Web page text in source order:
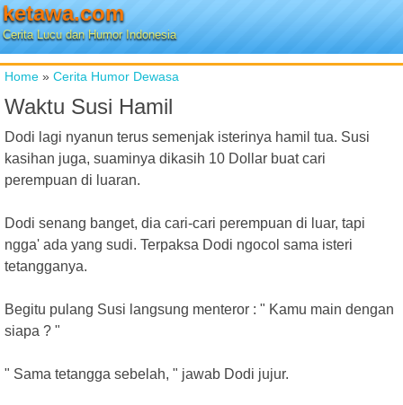
ketawa.com
Cerita Lucu dan Humor Indonesia
Home » Cerita Humor Dewasa
Waktu Susi Hamil
Dodi lagi nyanun terus semenjak isterinya hamil tua. Susi
kasihan juga, suaminya dikasih 10 Dollar buat cari
perempuan di luaran.
Dodi senang banget, dia cari-cari perempuan di luar, tapi
ngga' ada yang sudi. Terpaksa Dodi ngocol sama isteri
tetangganya.
Begitu pulang Susi langsung menteror : " Kamu main dengan
siapa ? "
" Sama tetangga sebelah, " jawab Dodi jujur.